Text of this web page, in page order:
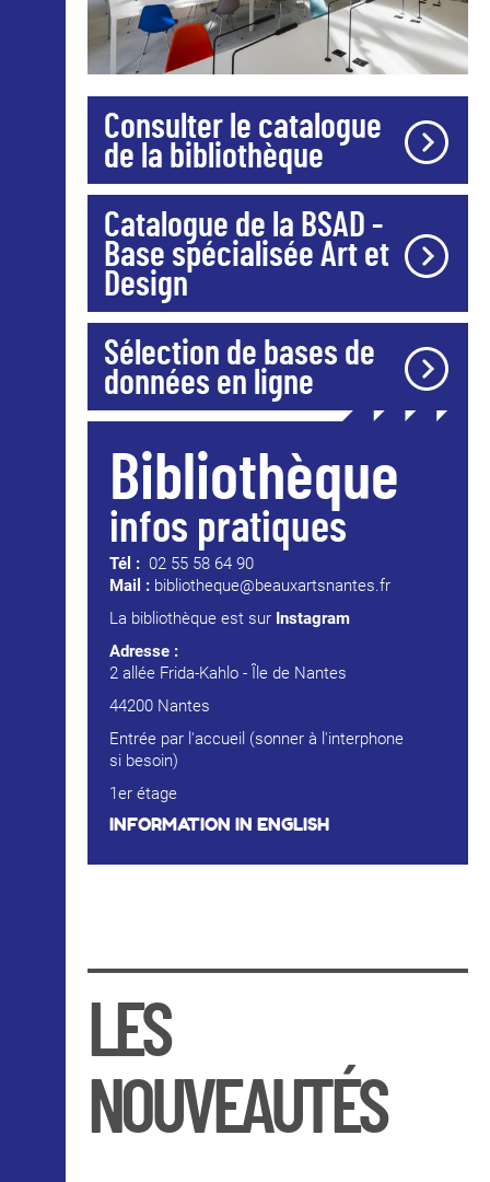
Consulter le catalogue
de la bibliothèque
Catalogue de la BSAD -
Base spécialisée Art et
Design
Sélection de bases de
données en ligne
Bibliothèque
infos pratiques
Tél : 02 55 58 64 90
Mail : bibliotheque@beauxartsnantes.fr
La bibliothèque est sur Instagram
Adresse :
2 allée Frida-Kahlo - Île de Nantes
44200 Nantes
Entrée par l'accueil (sonner à l'interphone
si besoin)
1er étage
INFORMATION IN ENGLISH
LES
NOUVEAUTÉS